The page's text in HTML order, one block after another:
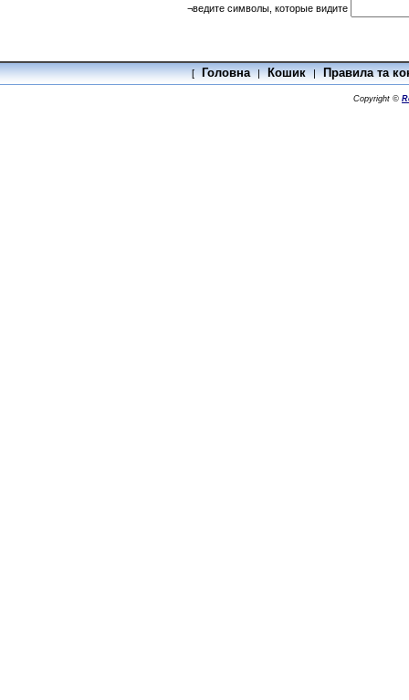
¬ведите символы, которые видите
[ Головна | Кошик | Правила та
Copyright ©